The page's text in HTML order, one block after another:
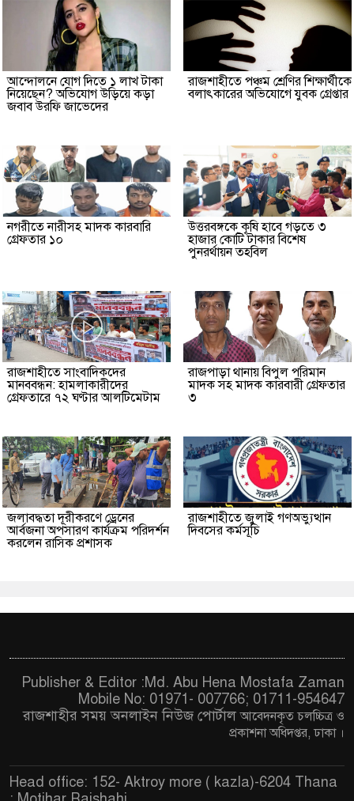
আন্দোলনে যোগ দিতে ১ লাখ টাকা
নিয়েছেন? অভিযোগ উড়িয়ে কড়া
জবাব উরফি জাভেদের
রাজশাহীতে পঞ্চম শ্রেণির শিক্ষার্থীকে
বলাৎকারের অভিযোগে যুবক গ্রেপ্তার
নগরীতে নারীসহ মাদক কারবারি
গ্রেফতার ১০
উত্তরবঙ্গকে কৃষি হাবে গড়তে ৩
হাজার কোটি টাকার বিশেষ
পুনরর্থায়ন তহবিল
রাজশাহীতে সাংবাদিকদের
মানববন্ধন: হামলাকারীদের
গ্রেফতারে ৭২ ঘণ্টার আলটিমেটাম
রাজপাড়া থানায় বিপুল পরিমান
মাদক সহ মাদক কারবারী গ্রেফতার
৩
জলাবদ্ধতা দূরীকরণে ড্রেনের
আর্বজনা অপসারণ কার্যক্রম পরিদর্শন
করলেন রাসিক প্রশাসক
রাজশাহীতে জুলাই গণঅভ্যুত্থান
দিবসের কর্মসূচি
Publisher & Editor :Md. Abu Hena Mostafa Zaman
Mobile No: 01971- 007766; 01711-954647
রাজশাহীর সময় অনলাইন নিউজ পোর্টালআবেদনকৃত চলচ্চিত্র ও
প্রকাশনা অধিদপ্তর, ঢাকা ।
Head office: 152- Aktroy more ( kazla)-6204 Thana